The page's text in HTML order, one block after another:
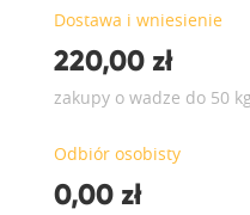
Dostawa i wniesienie
220,00 zł
zakupy o wadze do 50
Odbiór osobisty
0,00 zł